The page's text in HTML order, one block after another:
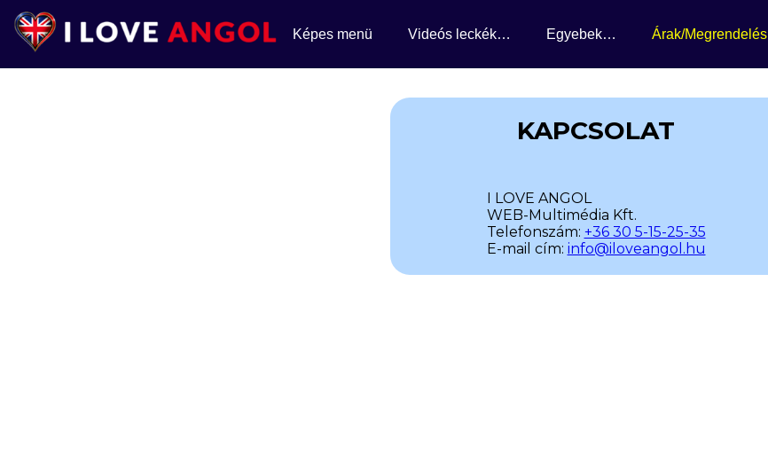
Képes menü Videós leckék… Egyebek… Árak/Megrendelés
KAPCSOLAT
I LOVE ANGOL
WEB-Multimédia Kft.
Telefonszám: +36 30 5-15-25-35
E-mail cím: info@iloveangol.hu